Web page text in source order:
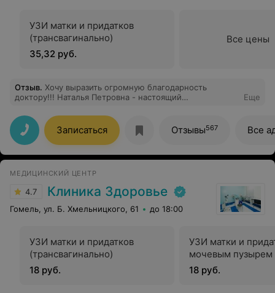
УЗИ матки и придатков
(трансвагинально)
35,32 руб.
Все цены
Отзыв. Хочу выразить огромную благодарность
доктору!!! Наталья Петровна - настоящий
помощь в сложной ситуации! Попала на УЗИ к ней
случайно, за это время получила полную консультацию
врача акушера-гинеколога! Она помогла справиться с
моей проблемой, безошибочно поставив диагноз.
Теперь только к Вам, доктор! Огромное спасибо за
Еще
Записаться Отзывы567 Все
МЕДИЦИНСКИЙ ЦЕНТР
4.7 Клиника Здоровье
Гомель, ул. Б. Хмельницкого, 61 до 18:00
УЗИ матки и придатков
(трансвагинально)
18 руб.
УЗИ матки и
мочевым пузырем
18 руб.